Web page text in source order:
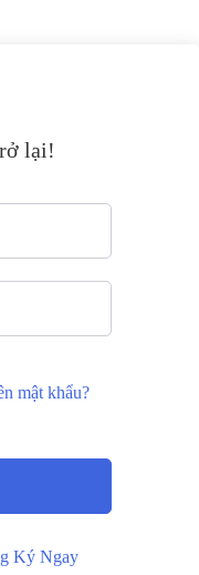
lại!
mật khẩu?
Ký Ngay